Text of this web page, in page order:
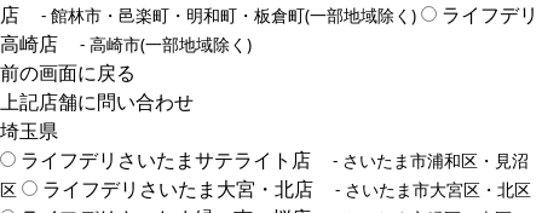
店
- 館林市・邑楽町・明和町・板倉町(一部地域除く)
ライフデリ
高崎店
- 高崎市(一部地域除く)
前の画面に戻る
上記店舗に問い合わせ
埼玉県
ライフデリさいたまサテライト店
- さいたま市浦和区・見沼
区
ライフデリさいたま大宮・北店 - さいたま市大宮区・北区